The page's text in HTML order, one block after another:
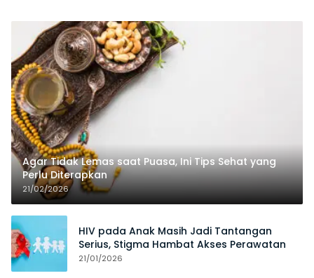
Agar Tidak Lemas saat Puasa, Ini Tips Sehat yang
Perlu Diterapkan
21/02/2026
HIV pada Anak Masih Jadi Tantangan
Serius, Stigma Hambat Akses Perawatan
21/01/2026